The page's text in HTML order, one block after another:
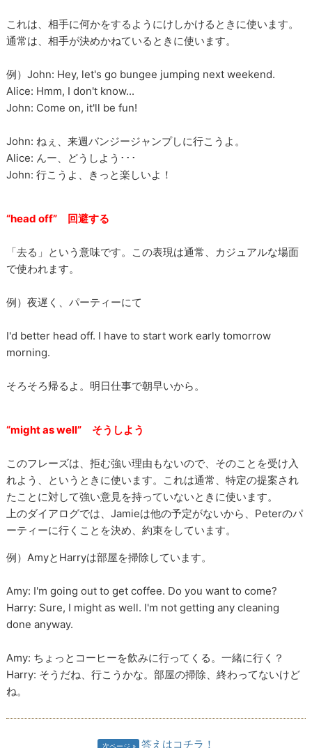
これは、相手に何かをするようにけしかけるときに使います。
通常は、相手が決めかねているときに使います。
例）John: Hey, let's go bungee jumping next weekend.
Alice: Hmm, I don't know...
John: Come on, it'll be fun!
John: ねぇ、来週バンジージャンプしに行こうよ。
Alice: んー、どうしよう･･･
John: 行こうよ、きっと楽しいよ！
“head off” 回避する
「去る」という意味です。この表現は通常、カジュアルな場面
で使われます。
例）夜遅く、パーティーにて
I'd better head off. I have to start work early tomorrow
morning.
そろそろ帰るよ。明日仕事で朝早いから。
“might as well” そうしよう
このフレーズは、拒む強い理由もないので、そのことを受け入
れよう、というときに使います。これは通常、特定の提案され
たことに対して強い意見を持っていないときに使います。
上のダイアログでは、Jamieは他の予定がないから、Peterのパ
ーティーに行くことを決め、約束をしています。
例）AmyとHarryは部屋を掃除しています。
Amy: I'm going out to get coffee. Do you want to come?
Harry: Sure, I might as well. I'm not getting any cleaning
done anyway.
Amy: ちょっとコーヒーを飲みに行ってくる。一緒に行く？
Harry: そうだね、行こうかな。部屋の掃除、終わってないけど
ね。
次ページ 答えはコチラ！